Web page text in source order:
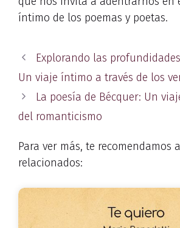
íntimo de los poemas y poetas.
Explorando las
Un viaje íntimo a través de los
La poesía de Bécquer: Un
del romanticismo
Para ver más, te recomendamos
relacionados: